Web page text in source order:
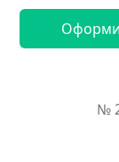
№